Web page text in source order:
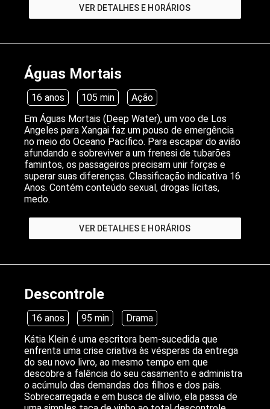
VER DETALHES E HORÁRIOS
Águas Mortais
16 anos 105 min
Ação
Em Águas Mortais (Deep Water), um voo de Los
Angeles para Xangai faz um pouso de emergência
no meio do Oceano Pacífico. Para escapar do avião
afundando e sobreviver a um frenesi de tubarões
famintos, os passageiros precisam unir forças e
superar suas diferenças. Classificação indicativa 16
Anos. Contém conteúdo sexual, drogas lícitas,
medo.
VER DETALHES E HORÁRIOS
Descontrole
16 anos 95 min
Drama
Kátia Klein é uma escritora bem-sucedida que
enfrenta uma crise criativa às vésperas da entrega
do seu novo livro, ao mesmo tempo em que
descobre a falência do seu casamento e administra
o acúmulo das demandas dos filhos e dos pais.
Sobrecarregada e em busca de alívio, ela passa de